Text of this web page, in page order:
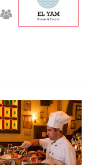
מרפיס
מתחם ייחודי
מרפיס בפולג
ובחלל